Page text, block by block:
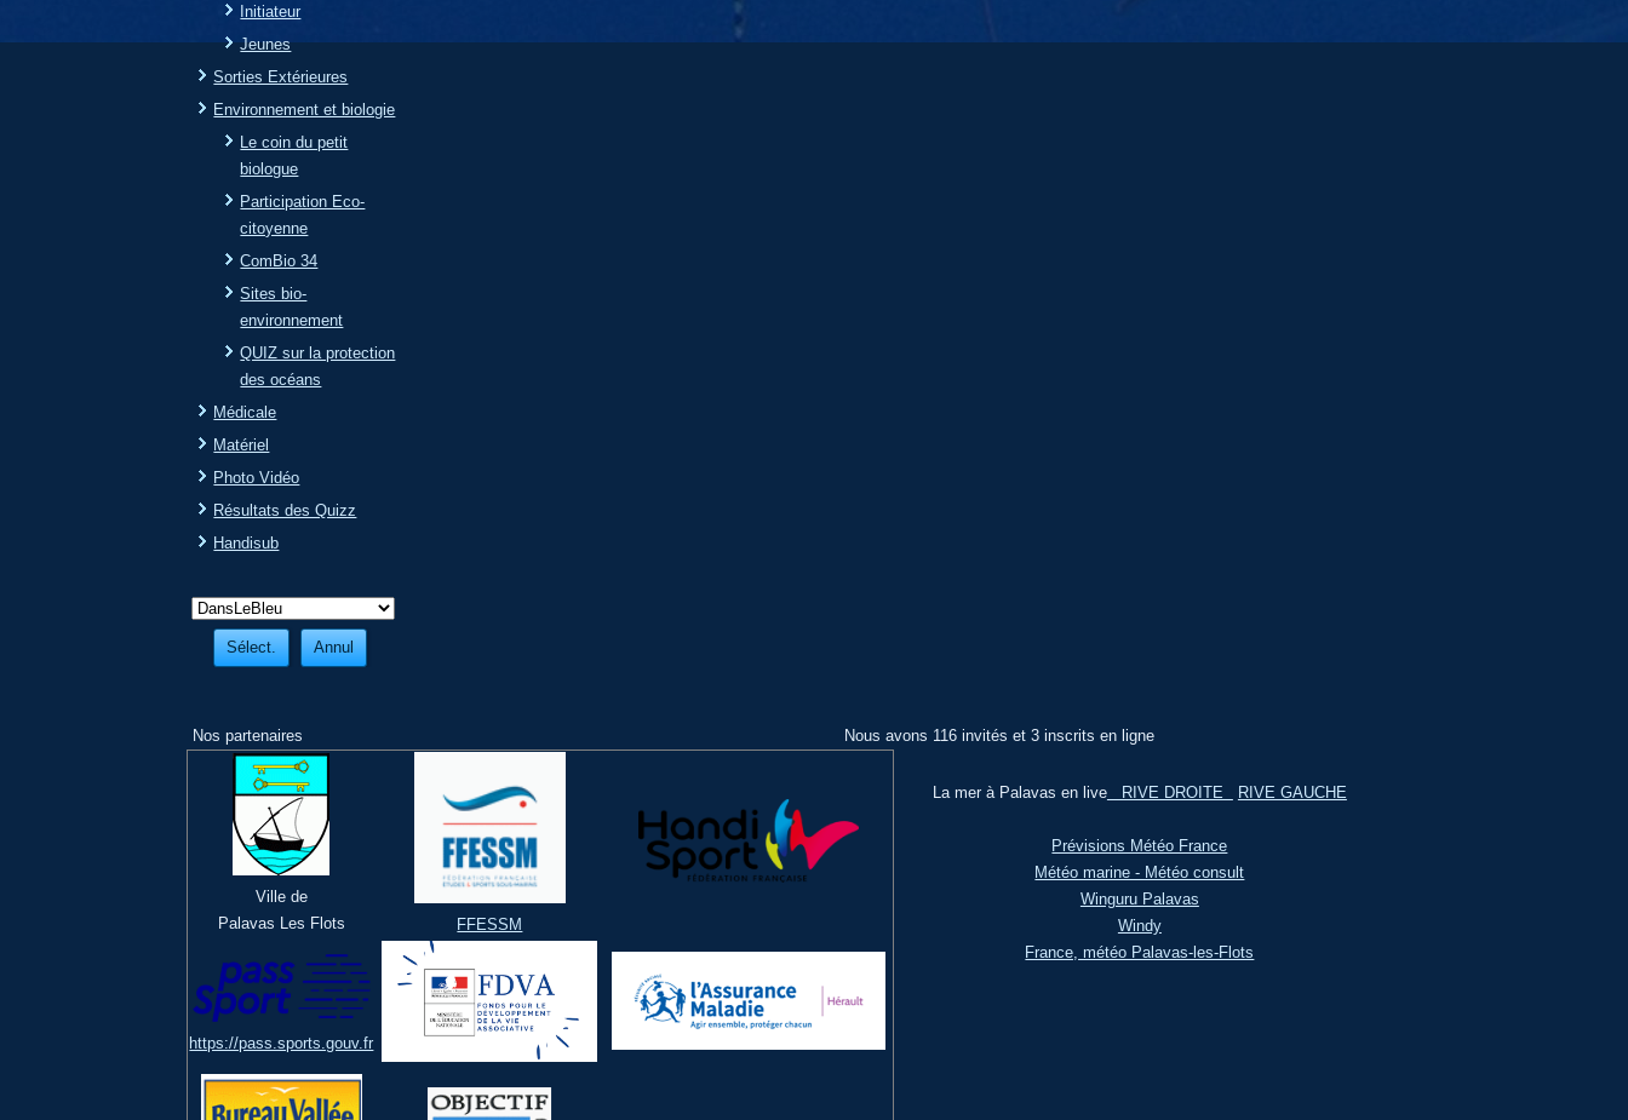
Initiateur
Jeunes
Sorties Extérieures
Environnement et biologie
Le coin du petit
biologue
Participation Eco-
citoyenne
ComBio 34
Sites bio-
environnement
QUIZ sur la protection
des océans
Médicale
Matériel
Photo Vidéo
Résultats des Quizz
Handisub
Nos partenaires
Ville de
Palavas Les Flots
FFESSM
https://pass.sports.gouv.fr
Nous avons 116 invités et 3 inscrits en ligne
La mer à Palavas en liveRIVE DROITE RIVE GAUCHE
Prévisions Météo France
Météo marine - Météo consult
Winguru Palavas
Windy
France, météo Palavas-les-Flots